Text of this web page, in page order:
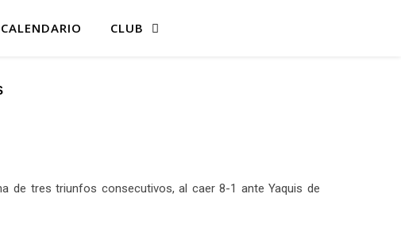
CALENDARIO CLUB
de tres triunfos consecutivos, al caer 8-1 ante Yaquis de